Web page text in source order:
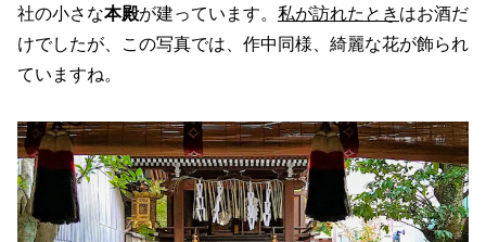
社の小さな本殿が建っています。 私が訪れたとき はお酒だ
けでしたが、この写真では、作中同様、綺麗な花が飾られ
ていますね。